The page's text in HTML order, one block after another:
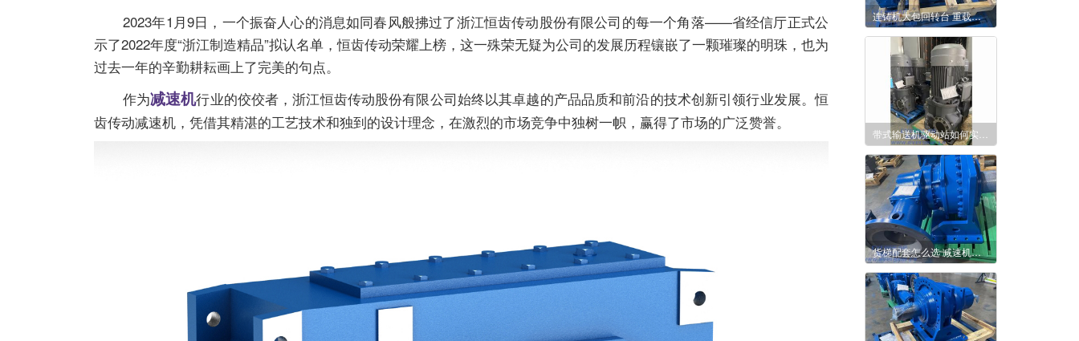
2023年1月9日，一个振奋人心的消息如同春风般拂过了浙江恒齿传动股份有限公司的每一个角落——省经信厅正式公
示了2022年度“浙江制造精品”拟认名单，恒齿传动荣耀上榜，这一殊荣无疑为公司的发展历程镶嵌了一颗璀璨的明珠，也为
过去一年的辛勤耕耘画上了完美的句点。
作为减速机行业的佼佼者，浙江恒齿传动股份有限公司始终以其卓越的产品品质和前沿的技术创新引领行业发展。恒
齿传动减速机 ，凭借其精湛的工艺技术和独到的设计理念，在激烈的市场竞争中独树一帜，赢得了市场的广泛赞誉。
连铸机大包回转台 重载传动选对核心设备
货梯配套怎么选 减速机给出实用答案